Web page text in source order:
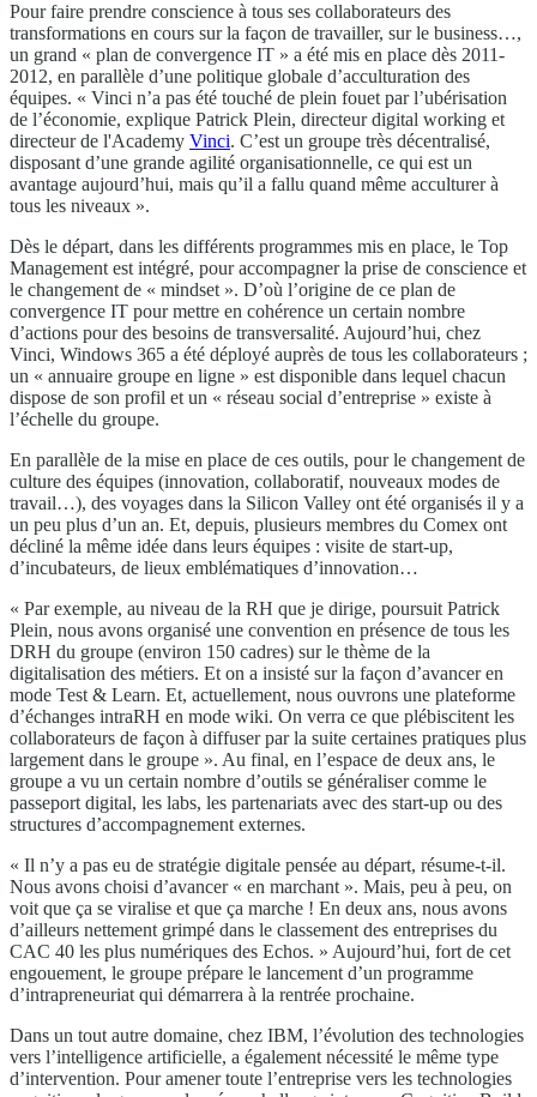
Pour faire prendre conscience à tous ses collaborateurs des
transformations en cours sur la façon de travailler, sur le business…,
un grand « plan de convergence IT » a été mis en place dès 2011-
2012, en parallèle d’une politique globale d’acculturation des
équipes. « Vinci n’a pas été touché de plein fouet par l’ubérisation
de l’économie, explique Patrick Plein, directeur digital working et
directeur de l'Academy Vinci. C’est un groupe très décentralisé,
disposant d’une grande agilité organisationnelle, ce qui est un
avantage aujourd’hui, mais qu’il a fallu quand même acculturer à
tous les niveaux ».
Dès le départ, dans les différents programmes mis en place, le Top
Management est intégré, pour accompagner la prise de conscience et
le changement de « mindset ». D’où l’origine de ce plan de
convergence IT pour mettre en cohérence un certain nombre
d’actions pour des besoins de transversalité. Aujourd’hui, chez
Vinci, Windows 365 a été déployé auprès de tous les collaborateurs ;
un « annuaire groupe en ligne » est disponible dans lequel chacun
dispose de son profil et un « réseau social d’entreprise » existe à
l’échelle du groupe.
En parallèle de la mise en place de ces outils, pour le changement de
culture des équipes (innovation, collaboratif, nouveaux modes de
travail…), des voyages dans la Silicon Valley ont été organisés il y a
un peu plus d’un an. Et, depuis, plusieurs membres du Comex ont
décliné la même idée dans leurs équipes : visite de start-up,
d’incubateurs, de lieux emblématiques d’innovation…
« Par exemple, au niveau de la RH que je dirige, poursuit Patrick
Plein, nous avons organisé une convention en présence de tous les
DRH du groupe (environ 150 cadres) sur le thème de la
digitalisation des métiers. Et on a insisté sur la façon d’avancer en
mode Test & Learn. Et, actuellement, nous ouvrons une plateforme
d’échanges intraRH en mode wiki. On verra ce que plébiscitent les
collaborateurs de façon à diffuser par la suite certaines pratiques plus
largement dans le groupe ». Au final, en l’espace de deux ans, le
groupe a vu un certain nombre d’outils se généraliser comme le
passeport digital, les labs, les partenariats avec des start-up ou des
structures d’accompagnement externes.
« Il n’y a pas eu de stratégie digitale pensée au départ, résume-t-il.
Nous avons choisi d’avancer « en marchant ». Mais, peu à peu, on
voit que ça se viralise et que ça marche ! En deux ans, nous avons
d’ailleurs nettement grimpé dans le classement des entreprises du
CAC 40 les plus numériques des Echos. » Aujourd’hui, fort de cet
engouement, le groupe prépare le lancement d’un programme
d’intrapreneuriat qui démarrera à la rentrée prochaine.
Dans un tout autre domaine, chez IBM, l’évolution des technologies
vers l’intelligence artificielle, a également nécessité le même type
d’intervention. Pour amener toute l’entreprise vers les technologies